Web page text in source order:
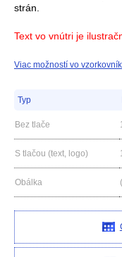
strán.
Text vo vnútri je
Viac možností vo
Typ
Bez tlače
S tlačou (text, logo)
Obálka